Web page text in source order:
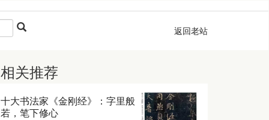
返回老站
相关推荐
十大书法家《金刚经》：字里般
若，笔下修心